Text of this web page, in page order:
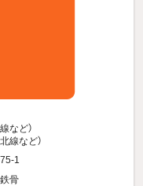
など）
線など）
1
骨